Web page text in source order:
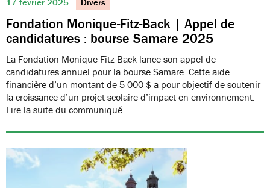
Fondation Monique-Fitz-Back | Appel de
candidatures : bourse Samare 2025
La Fondation Monique-Fitz-Back lance son appel de
candidatures annuel pour la bourse Samare. Cette aide
financière d’un montant de 5 000 $ a pour objectif de soutenir
la croissance d’un projet scolaire d’impact en environnement.
Lire la suite du communiqué